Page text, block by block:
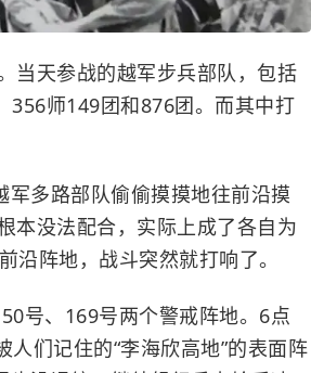
当天参战的越军步兵部队，包括
356师149团和876团。而其中打
多路部队偷偷摸摸地往前沿摸
本没法配合，实际上成了各自为
阵地，战斗突然就打响了。
号、169号两个警戒阵地。6点
们记住的“李海欣高地”的表面阵